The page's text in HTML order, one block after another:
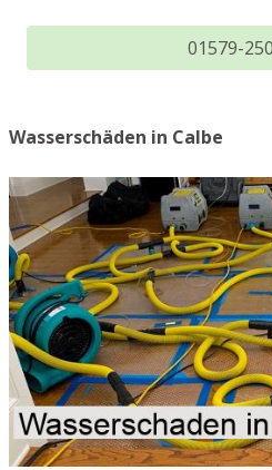
01579-
Wasserschäden in Calbe